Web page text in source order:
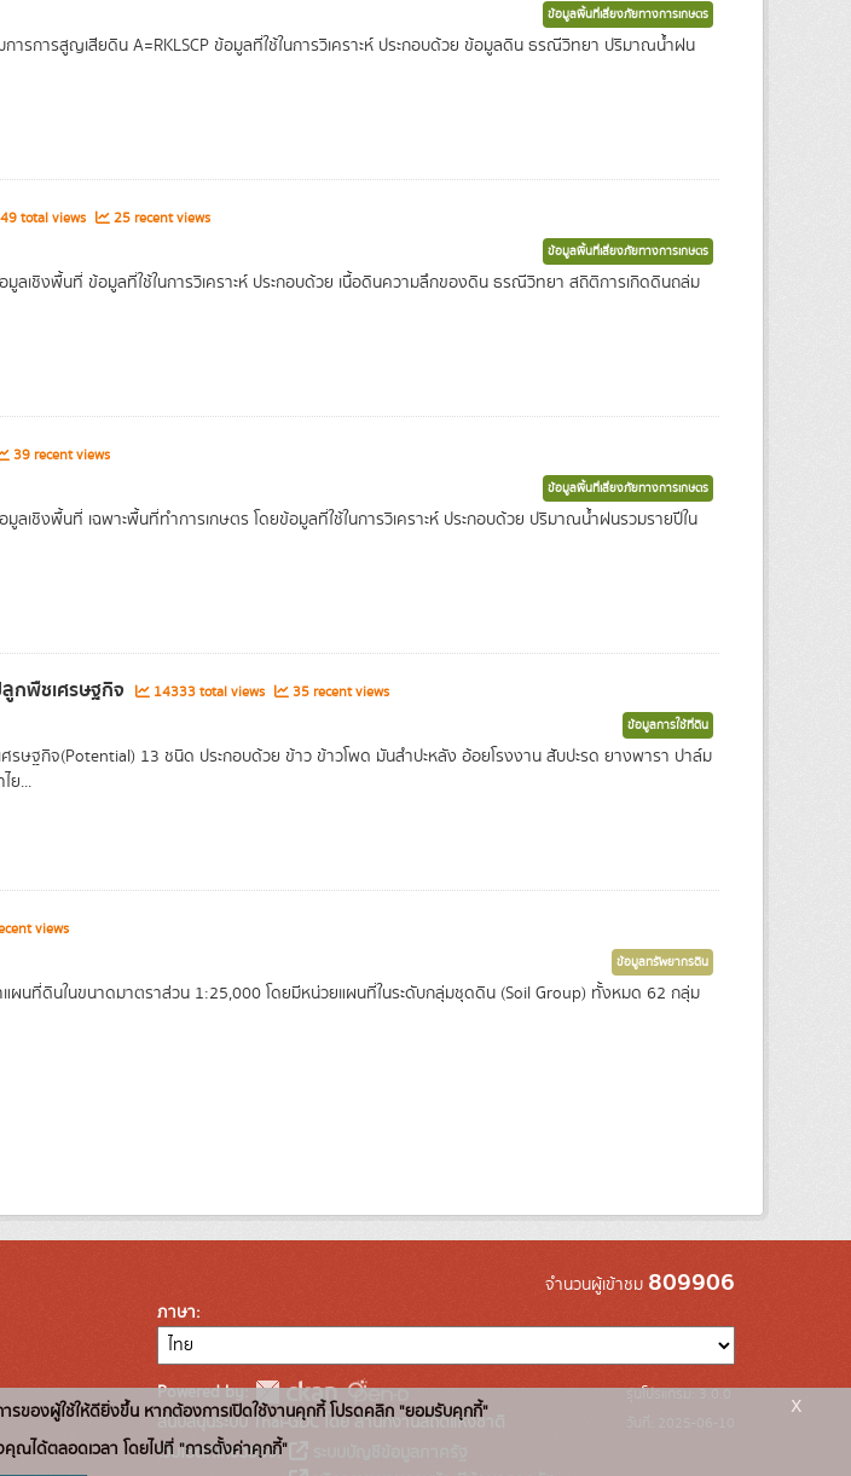
ข้อมูลพื้นที่เสี่ยงภัยทางการเกษตร
การการสูญเสียดิน A=RKLSCP ข้อมูลที่ใช้ในการวิเคราะห์ ประกอบด้วย ข้อมูลดิน ธรณีวิทยา ปริมาณน้ำฝน
total views 25 recent views
ข้อมูลพื้นที่เสี่ยงภัยทางการเกษตร
อมูลเชิงพื้นที่ ข้อมูลที่ใช้ในการวิเคราะห์ ประกอบด้วย เนื้อดินความลึกของดิน ธรณีวิทยา สถิติการเกิดดินถล่ม
39 recent views
ข้อมูลพื้นที่เสี่ยงภัยทางการเกษตร
มูลเชิงพื้นที่ เฉพาะพื้นที่ทำการเกษตร โดยข้อมูลที่ใช้ในการวิเคราะห์ ประกอบด้วย ปริมาณน้ำฝนรวมรายปีใน
กพืชเศรษฐกิจ 14333 total views 35 recent views
ข้อมูลการใช้ที่ดิน
รษฐกิจ(Potential) 13 ชนิด ประกอบด้วย ข้าว ข้าวโพด มันสำปะหลัง อ้อยโรงงาน สับปะรด ยางพารา ปาล์ม
ย...
views
ข้อมูลทรัพยากรดิน
แผนที่ดินในขนาดมาตราส่วน 1:25,000 โดยมีหน่วยแผนที่ในระดับกลุ่มชุดดิน (Soil Group) ทั้งหมด 62 กลุ่ม
จำนวนผู้เข้าชม 809906
ภาษา
Powered by:
สนับสนุนระบบ Thai-GDC โดย สำนักงานสถิติแห่งชาติ
เว็บไซต์ที่เกี่ยวข้อง:
รุ่นโปรแกรม: 3.0.0
รของผู้ใช้ให้ดียิ่งขึ้น หากต้องการเปิดใช้งานคุกกี้ โปรดคลิก "ยอมรับคุกกี้"
ณได้ตลอดเวลา โดยไปที่ "การตั้งค่าคุกกี้"
x